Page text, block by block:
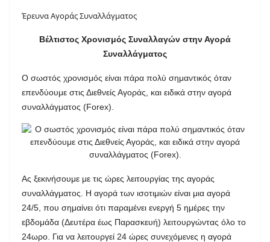
Έρευνα Αγοράς Συναλλάγματος
Βέλτιστος Χρονισμός Συναλλαγών στην Αγορά
Συναλλάγματος
Ο σωστός χρονισμός είναι πάρα πολύ σημαντικός όταν
επενδύουμε στις Διεθνείς Αγοράς, και ειδικά στην αγορά
συναλλάγματος (Forex).
Ας ξεκινήσουμε με τις ώρες λειτουργίας της αγοράς
συναλλάγματος. Η αγορά των ισοτιμιών είναι μια αγορά
24/5, που σημαίνει ότι παραμένει ενεργή 5 ημέρες την
εβδομάδα (Δευτέρα έως Παρασκευή) λειτουργώντας όλο το
24ωρο. Για να λειτουργεί 24 ώρες συνεχόμενες η αγορά